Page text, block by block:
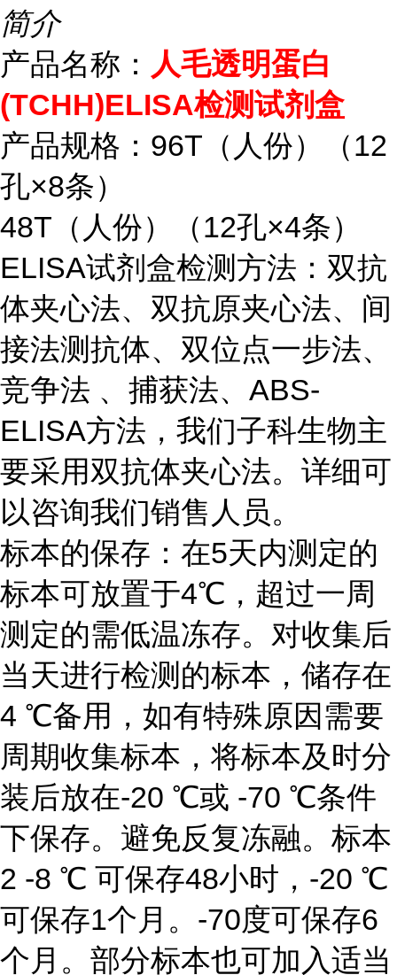
简介
产品名称： 人毛透明蛋白
(TCHH)ELISA检测试剂盒
产品规格：96T（人份）（12
孔×8条）
48T（人份）（12孔×4条）
ELISA试剂盒检测方法：双抗
体夹心法、双抗原夹心法、间
接法测抗体、双位点一步法、
竞争法 、捕获法、ABS-
ELISA方法，我们子科生物主
要采用双抗体夹心法。详细可
以咨询我们销售人员。
标本的保存：在5天内测定的
标本可放置于4℃，超过一周
测定的需低温冻存。对收集后
当天进行检测的标本，储存在
4 ℃备用，如有特殊原因需要
周期收集标本，将标本及时分
装后放在-20 ℃或 -70 ℃条件
下保存。避免反复冻融。标本
2 -8 ℃ 可保存48小时，-20 ℃
可保存1个月。-70度可保存6
个月。部分标本也可加入适当